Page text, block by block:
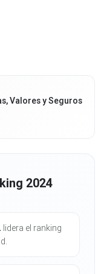
Valores y Seguros
2024
lidera el ranking